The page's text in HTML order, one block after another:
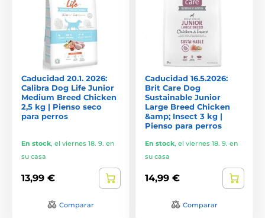
Caducidad 20.1. 2026:
Calibra Dog Life Junior
Medium Breed Chicken
2,5 kg | Pienso seco
para perros
En stock, el viernes 18. 9. en
su casa
13,99 €
Comparar
Caducidad 16.5.2026:
Brit Care Dog
Sustainable Junior
Large Breed Chicken
&amp; Insect 3 kg |
Pienso para perros
En stock, el viernes 18. 9. en
su casa
14,99 €
Comparar